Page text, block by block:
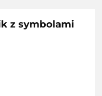
z symbolami